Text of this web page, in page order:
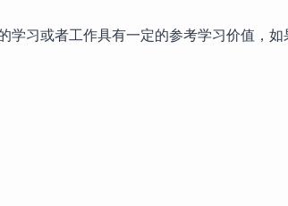
习或者工作具有一定的参考学习价值，如